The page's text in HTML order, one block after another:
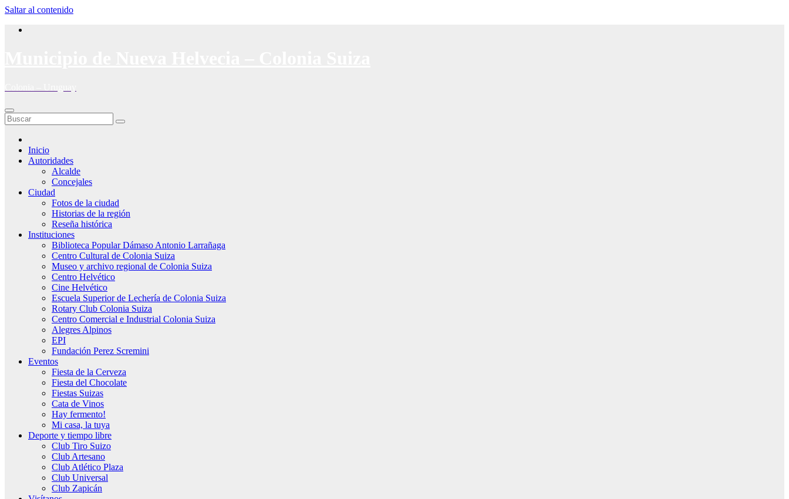
Saltar al contenido
Inicio
Autoridades
Alcalde
Concejales
Ciudad
Fotos de la ciudad
Historias de la región
Reseña histórica
Instituciones
Biblioteca Popular Dámaso Antonio Larrañaga
Centro Cultural de Colonia Suiza
Museo y archivo regional de Colonia Suiza
Centro Helvético
Cine Helvético
Escuela Superior de Lechería de Colonia Suiza
Rotary Club Colonia Suiza
Centro Comercial e Industrial Colonia Suiza
Alegres Alpinos
EPI
Fundación Perez Scremini
Eventos
Fiesta de la Cerveza
Fiesta del Chocolate
Fiestas Suizas
Cata de Vinos
Hay fermento!
Mi casa, la tuya
Deporte y tiempo libre
Club Tiro Suizo
Club Artesano
Club Atlético Plaza
Club Universal
Club Zapicán